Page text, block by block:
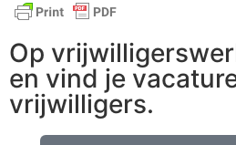
Op
en vind je
vrijwilligers.